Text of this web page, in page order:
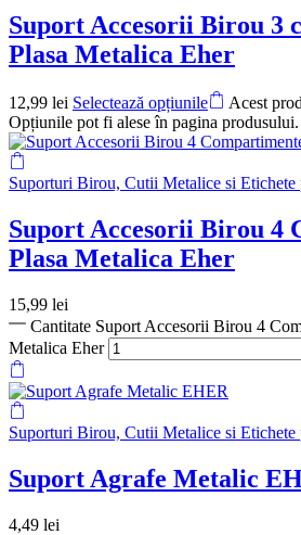
Suport Accesorii Birou 3
Plasa Metalica Eher
12,99 lei Selectează opțiunile
Acest
Opțiunile pot fi alese în pagina produsului.
Suporturi Birou, Cutii Metalice si Etichete
Suport Accesorii Birou 4
Plasa Metalica Eher
15,99 lei
Cantitate Suport Accesorii Birou 4
Metalica Eher
Suporturi Birou, Cutii Metalice si Etichete
Suport Agrafe Metalic
4,49 lei